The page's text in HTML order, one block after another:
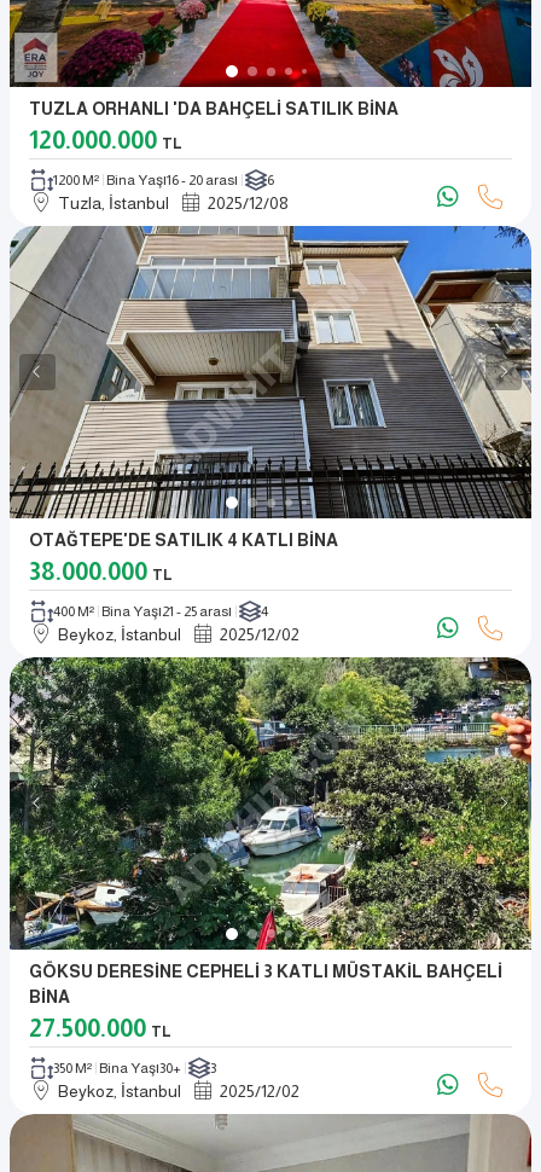
TUZLA ORHANLI 'DA BAHÇELİ SATILIK BİNA
120.000.000 TL
1200 M² Bina Yaşı16 - 20 arası 6
Tuzla, İstanbul 2025/12/08
OTAĞTEPE'DE SATILIK 4 KATLI BİNA
38.000.000 TL
400 M² Bina Yaşı21 - 25 arası 4
Beykoz, İstanbul 2025/12/02
GÖKSU DERESİNE CEPHELİ 3 KATLI MÜSTAKİL BAHÇELİ
BİNA
27.500.000 TL
350 M² Bina Yaşı30+ 3
Beykoz, İstanbul 2025/12/02